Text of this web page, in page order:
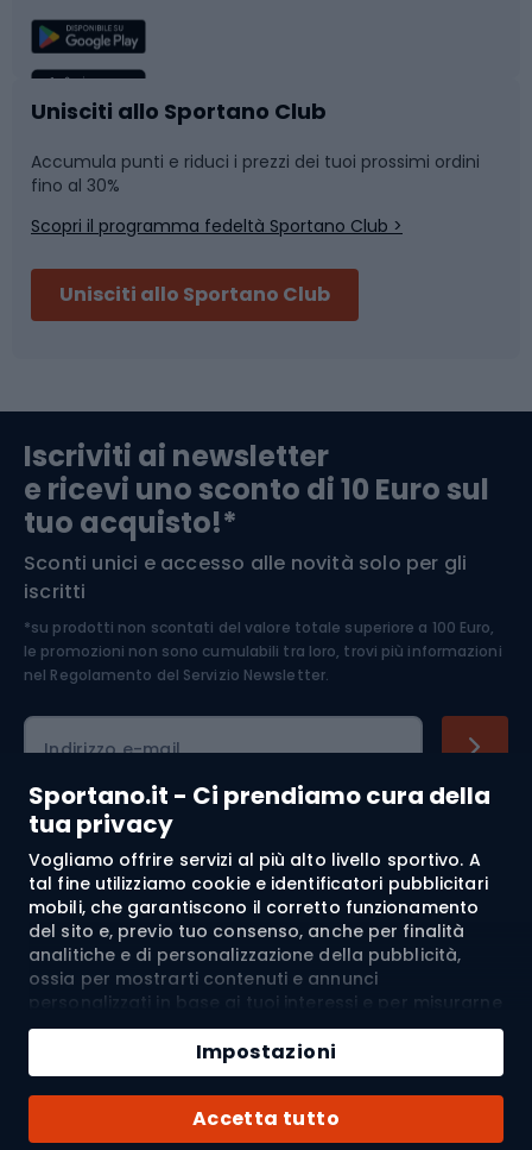
Sportano.it - Ci prendiamo cura della
tua privacy
Vogliamo offrire servizi al più alto livello sportivo. A
tal fine utilizziamo cookie e identificatori pubblicitari
mobili, che garantiscono il corretto funzionamento
del sito e, previo tuo consenso, anche per finalità
analitiche e di personalizzazione della pubblicità,
ossia per mostrarti contenuti e annunci
personalizzati in base ai tuoi interessi e per misurarne
l’efficacia. I cookie e gli identificatori pubblicitari
mobili possono essere utilizzati sia per attività
pubblicitarie personalizzate sia non personalizzate, a
seconda dei consensi da te espressi. Se clicchi su
“Accetta tutto”, acconsenti al trattamento dei tuoi
dati personali da parte di SPORTANO.COM Sp. z o.o. e
Accetta tutto
Impostazioni
Sport di squadra
Caschi da ciclismo
Skitouring
Abbigliamento da escursionismo
Camminata nordica
Nuoto
Pattinaggio
Componenti per biciclette
Arrampicata
Medicina dello sport
Abbigliamento ciclistico
Unisciti allo Sportano Club
Accumula punti e riduci i prezzi dei tuoi prossimi ordini
fino al 30%
Scopri il programma fedeltà Sportano Club >
Unisciti allo Sportano Club
Iscriviti ai newsletter
e ricevi uno sconto di 10 Euro sul
tuo acquisto!*
Sconti unici e accesso alle novità solo per gli
iscritti
*su prodotti non scontati del valore totale superiore a 100 Euro,
le promozioni non sono cumulabili tra loro, trovi più informazioni
nel Regolamento del Servizio Newsletter.
Indirizzo e-mail
Acquisti
Servizio clienti
Regolamento
Chi siamo